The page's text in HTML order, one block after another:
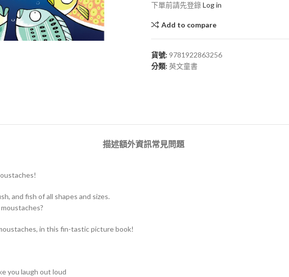
下單前請先登錄Log in
Add to compare
貨號: 9781922863256
分類: 英文童書
描述額外資訊常見問題
and fish of all shapes and sizes.
in this fin-tastic picture book!
you laugh out loud